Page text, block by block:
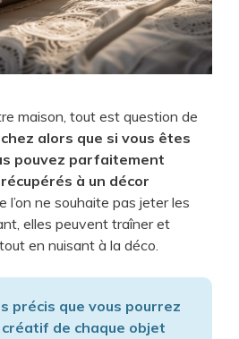
maison, tout est question de
alors que si vous êtes
pouvez parfaitement
à un décor
l’on ne souhaite pas jeter les
elles peuvent traîner et
en nuisant à la déco.
précis que vous pourrez
de chaque objet